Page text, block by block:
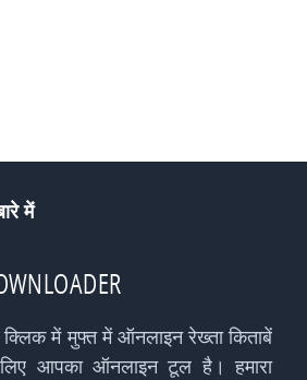
में
में मुफ्त में ऑनलाइन रेख्ता किताबें
आपका ऑनलाइन टूल है। हमारा